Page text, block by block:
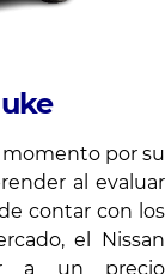
por su
al evaluar
contar con los
el Nissan
a un precio